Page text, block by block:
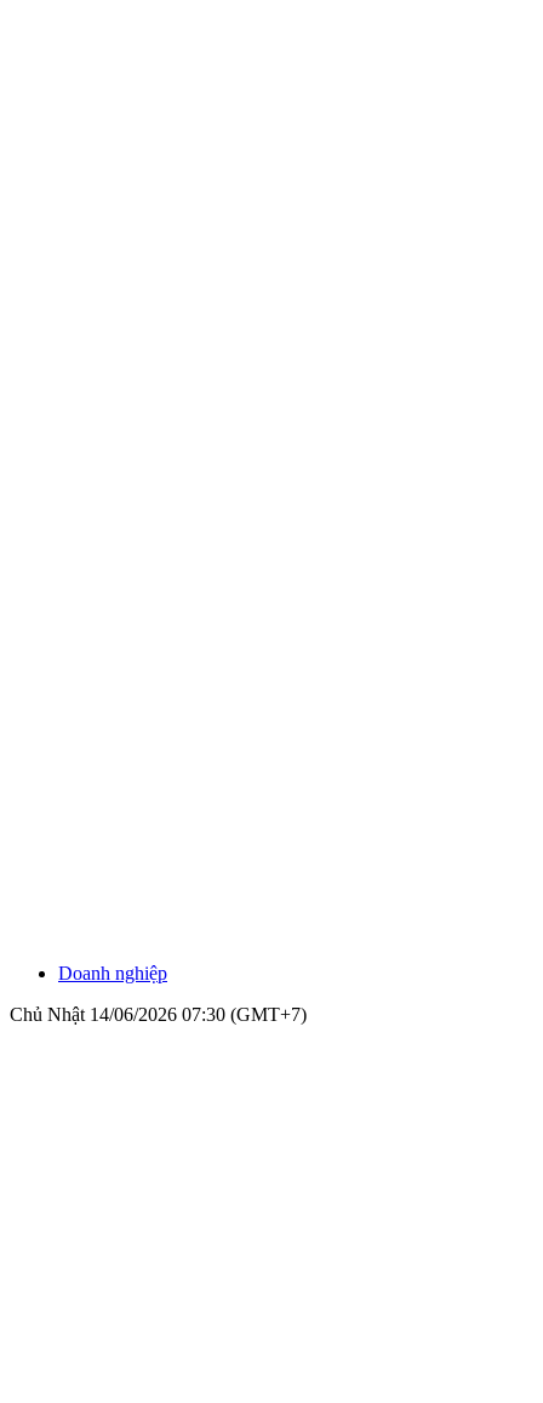
Doanh nghiệp
Chủ Nhật 14/06/2026 07:30 (GMT+7)